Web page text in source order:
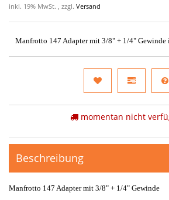
inkl. 19% MwSt. , zzgl. Versand
Manfrotto 147 Adapter mit 3/8" + 1/4" Gewinde
momentan nicht
Beschreibung
Manfrotto 147 Adapter mit 3/8" + 1/4" Gewinde